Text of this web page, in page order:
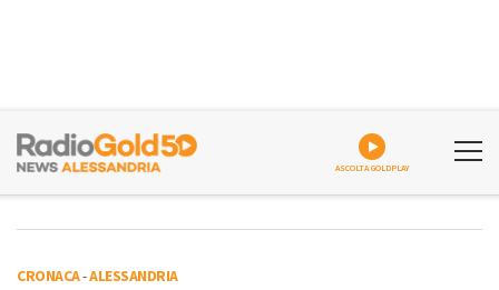
ASCOLTA GOLDPLAY
CRONACA-ALESSANDRIA